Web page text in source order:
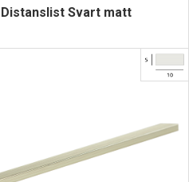
Distanslist Svart matt